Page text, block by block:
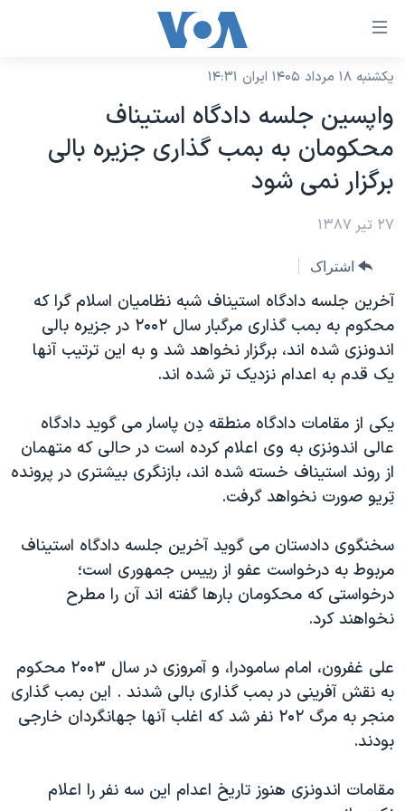
لینکهای
دسترسی
جهش
محتوای
اصلی
صفحه
جهش
به
جستجو
نسخه سبک وب‌سایت
موضوع ها
ایران
آمریکا
جهان
ورزشی
گزیده‌ها
ویژه برنامه‌ها
ویدیوها
فرهنگ و زندگی
حقوق شهروندی
اسرائیل در جنگ
گالری عکس
آرشیو پخش زنده
برنامه های تلویزیونی
جدول برنامه ها
صفحه‌های ویژه
جام جهانی ۲۰۲۶
عملیات خشم حماسی
۲۵۰سالگی آمریکا
بایگانی برنامه‌های تلویزیونی
مستندها
انتخابات ریاست جمهوری آمریکا ۲۰۲۴
حمله جمهوری اسلامی به اسرائیل
ورزش زنان در ایران
اعتراضات زن، زندگی، آزادی
مجموعه مستندهای دادخواهی
دادگاه حمید نوری
چهل سال گروگان‌گیری
قانون شفافیت دارائی کادر رهبری ایران
اعتراضات مردمی آبان ۹۸
فرکانس‌های صدای آمریکا
پخش رادیویی
یادگیری زبان انگلیسی
دنبال کنید
زبانهای مختلف
یکشنبه ۱۸ مرداد ۱۴۰۵ ایران ۱۴:۳۱
واپسین جلسه دادگاه استیناف
محکومان به بمب گذاری جزیره بالی
برگزار نمی شود
۲۷ تیر ۱۳۸۷
اشتراک
آخرین جلسه دادگاه استیناف شبه نظامیان اسلام گرا که
محکوم به بمب گذاری مرگبار سال ۲۰۰۲ در جزیره بالی
اندونزی شده اند، برگزار نخواهد شد و به این ترتیب آنها
یک قدم به اعدام نزدیک تر شده اند.
یکی از مقامات دادگاه منطقه دِن پاسار می گوید دادگاه
عالی اندونزی به وی اعلام کرده است در حالی که متهمان
از روند استیناف خسته شده اند، بازنگری بیشتری در پرونده
تِریو صورت نخواهد گرفت.
سخنگوی دادستان می گوید آخرین جلسه دادگاه استیناف
مربوط به درخواست عفو از رییس جمهوری است؛
درخواستی که محکومان بارها گفته اند آن را مطرح
نخواهند کرد.
علی غفرون، امام سامودرا، و آمروزی در سال ۲۰۰۳ محکوم
به نقش آفرینی در بمب گذاری بالی شدند . این بمب گذاری
منجر به مرگ ۲۰۲ نفر شد که اغلب آنها جهانگردان خارجی
بودند.
مقامات اندونزی هنوز تاریخ اعدام این سه نفر را اعلام